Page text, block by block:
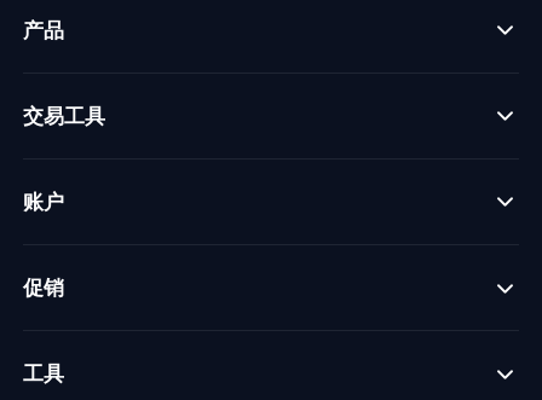
产品
交易工具
账户
促销
工具